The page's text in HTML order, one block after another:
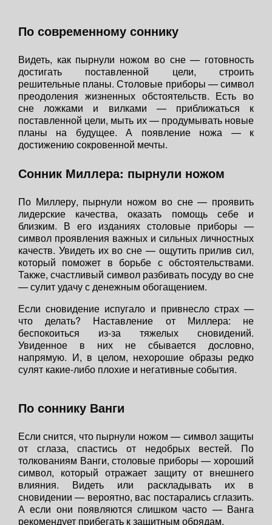
По современному соннику
Видеть, как пырнули ножом во сне — готовность
достигать поставленной цели, строить
решительные планы. Столовые приборы — символ
преодоления жизненных обстоятельств. Есть во
сне ложками и вилками — приближаться к
поставленной цели, мыть их — продумывать новые
планы на будущее. А появление ножа — к
достижению сокровенной мечты.
Сонник Миллера: пырнули ножом
По Миллеру, пырнули ножом во сне — проявить
лидерские качества, оказать помощь себе и
близким. В его изданиях столовые приборы —
символ проявления важных и сильных личностных
качеств. Увидеть их во сне — ощутить прилив сил,
который поможет в борьбе с обстоятельствами.
Также, счастливый символ разбивать посуду во сне
— сулит удачу с денежным обогащением.
Если сновидение испугало и привнесло страх —
что делать? Наставление от Миллера: не
беспокоиться из-за тяжелых сновидений.
Увиденное в них не сбывается дословно,
напрямую. И, в целом, нехорошие образы редко
сулят какие-либо плохие и негативные события.
По соннику Ванги
Если снится, что пырнули ножом — символ защиты
от сглаза, спастись от недобрых вестей. По
толкованиям Ванги, столовые приборы — хороший
символ, который отражает защиту от внешнего
влияния. Видеть или раскладывать их в
сновидении — вероятно, вас постарались сглазить.
А если они появляются слишком часто — Ванга
рекомендует прибегать к защитным обрядам.